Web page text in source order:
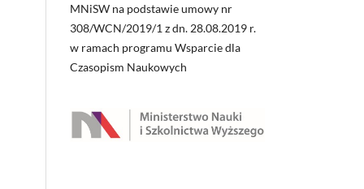
MNiSW na podstawie umowy nr
308/WCN/2019/1 z dn. 28.08.2019 r.
w ramach programu Wsparcie dla
Czasopism Naukowych